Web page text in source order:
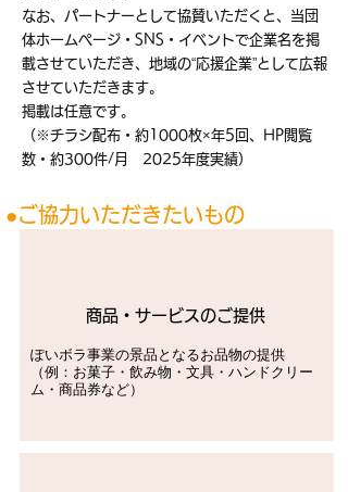
なお、パートナーとして協賛いただくと、当団
体ホームページ・SNS・イベントで企業名を掲
載させていただき、地域の“応援企業”として広報
させていただきます。
掲載は任意です。
（※チラシ配布・約1000枚×年5回、HP閲覧
数・約300件/月 2025年度実績）
●ご協力いただきたいもの
商品・サービスのご提供
ぽいボラ事業の景品となるお品物の提供
（例：お菓子・飲み物・文具・ハンドクリー
ム・商品券など）